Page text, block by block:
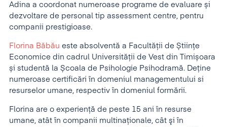
Adina a coordonat numeroase programe de evaluare și
dezvoltare de personal tip assessment centre, pentru
companii prestigioase.
Florina Băbău este absolventă a Facultății de Științe
Economice din cadrul Universității de Vest din Timișoara
și studentă la Școala de Psihologie Psihodramă. Deține
numeroase certificări în domeniul managementului si
resurselor umane, respectiv în domeniul formării.
Florina are o experiență de peste 15 ani în resurse
umane, atât în companii multinaţionale, cât şi în